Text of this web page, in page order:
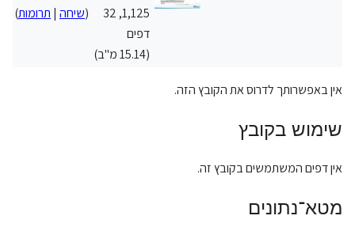
1,125, 32
דפים
(15.14 מ"ב)
(שיחה | תרומות)
אין באפשרותך לדרוס את הקובץ הזה.
שימוש בקובץ
אין דפים המשתמשים בקובץ זה.
מטא־נתונים